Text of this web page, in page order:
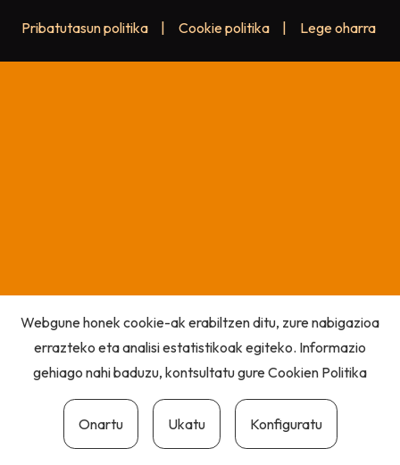
Pribatutasun politika Cookie politika Lege oharra
Webgune honek cookie-ak erabiltzen ditu, zure nabigazioa
errazteko eta analisi estatistikoak egiteko. Informazio
gehiago nahi baduzu, kontsultatu gureCookien Politika
Onartu Ukatu Konfiguratu